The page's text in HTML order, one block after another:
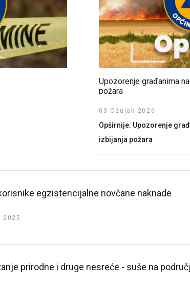
Upozorenje građanima
požara
03 Ožujak 2026
Opširnije: Upozorenje
izbijanja požara
egzistencijalne novčane naknade
2025
prirodne i druge nesreće - suše na